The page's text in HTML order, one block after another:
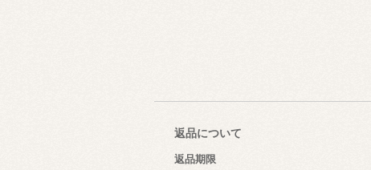
返品について
返品期限